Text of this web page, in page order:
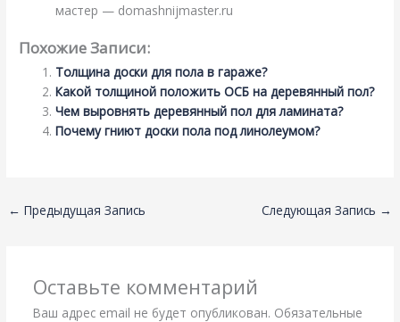
мастер — domashnijmaster.ru
Похожие Записи:
Толщина доски для пола в гараже?
Какой толщиной положить ОСБ на деревянный пол?
Чем выровнять деревянный пол для ламината?
Почему гниют доски пола под линолеумом?
← Предыдущая Запись Следующая Запись →
Оставьте комментарий
Ваш адрес email не будет опубликован. Обязательные